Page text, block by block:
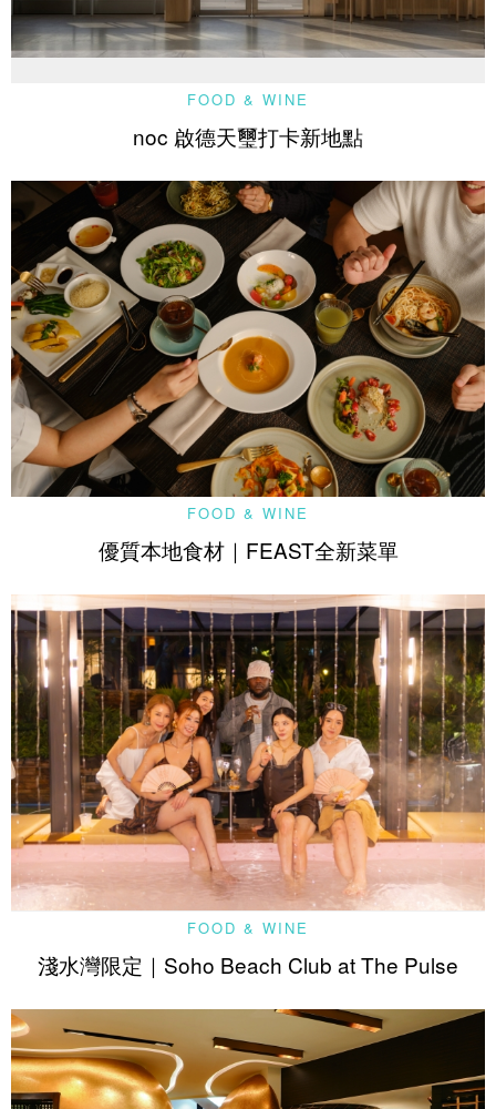
FOOD & WINE
noc 啟德天璽打卡新地點
FOOD & WINE
優質本地食材｜FEAST全新菜單
FOOD & WINE
淺水灣限定｜Soho Beach Club at The Pulse